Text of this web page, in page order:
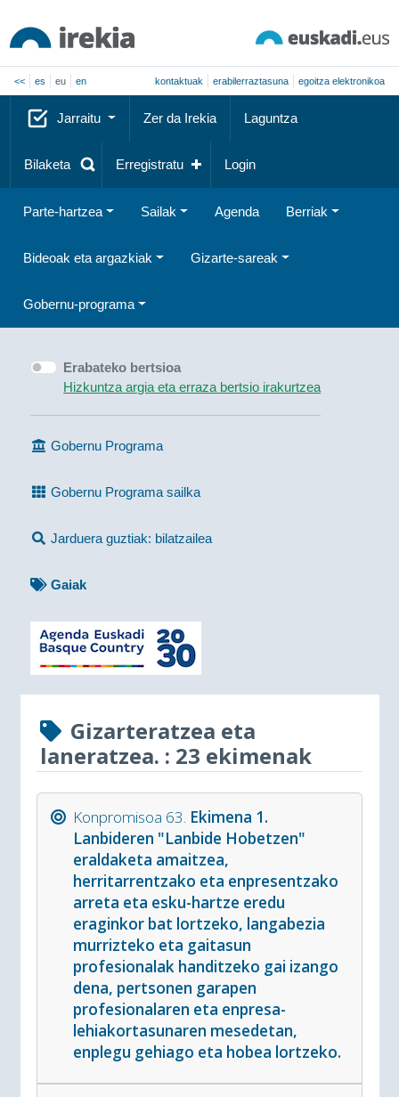
<< es eu en kontaktuak erabilerraztasuna egoitza elektronikoa
Jarraitu Zer da Irekia Laguntza
Bilaketa Erregistratu Login
Parte-hartzea Sailak Agenda Berriak
Bideoak eta argazkiak Gizarte-sareak
Gobernu-programa
Erabateko bertsioa
Hizkuntza argia eta erraza bertsio irakurtzea
Gobernu Programa
Gobernu Programa sailka
Jarduera guztiak: bilatzailea
Gaiak
Gizarteratzea eta
laneratzea. : 23 ekimenak
Konpromisoa 63. Ekimena 1.
Lanbideren "Lanbide Hobetzen"
eraldaketa amaitzea,
herritarrentzako eta enpresentzako
arreta eta esku-hartze eredu
eraginkor bat lortzeko, langabezia
murrizteko eta gaitasun
profesionalak handitzeko gai izango
dena, pertsonen garapen
profesionalaren eta enpresa-
lehiakortasunaren mesedetan,
enplegu gehiago eta hobea lortzeko.